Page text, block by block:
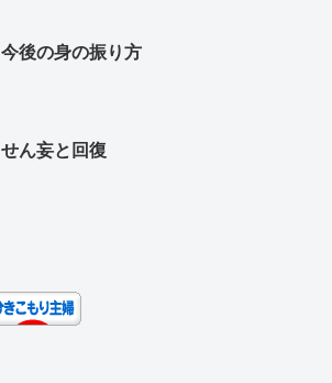
今後の身の振り方
せん妄と回復